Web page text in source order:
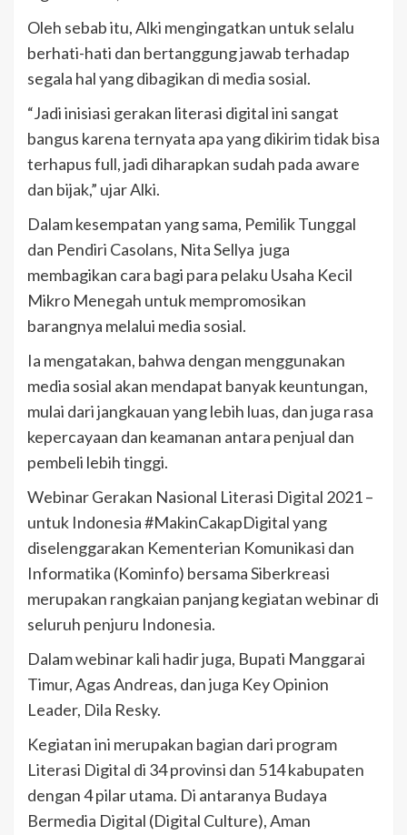
Oleh sebab itu, Alki mengingatkan untuk selalu
berhati-hati dan bertanggung jawab terhadap
segala hal yang dibagikan di media sosial.
“Jadi inisiasi gerakan literasi digital ini sangat
bangus karena ternyata apa yang dikirim tidak bisa
terhapus full, jadi diharapkan sudah pada aware
dan bijak,” ujar Alki.
Dalam kesempatan yang sama, Pemilik Tunggal
dan Pendiri Casolans, Nita Sellya juga
membagikan cara bagi para pelaku Usaha Kecil
Mikro Menegah untuk mempromosikan
barangnya melalui media sosial.
Ia mengatakan, bahwa dengan menggunakan
media sosial akan mendapat banyak keuntungan,
mulai dari jangkauan yang lebih luas, dan juga rasa
kepercayaan dan keamanan antara penjual dan
pembeli lebih tinggi.
Webinar Gerakan Nasional Literasi Digital 2021 –
untuk Indonesia #MakinCakapDigital yang
diselenggarakan Kementerian Komunikasi dan
Informatika (Kominfo) bersama Siberkreasi
merupakan rangkaian panjang kegiatan webinar di
seluruh penjuru Indonesia.
Dalam webinar kali hadir juga, Bupati Manggarai
Timur, Agas Andreas, dan juga Key Opinion
Leader, Dila Resky.
Kegiatan ini merupakan bagian dari program
Literasi Digital di 34 provinsi dan 514 kabupaten
dengan 4 pilar utama. Di antaranya Budaya
Bermedia Digital (Digital Culture), Aman